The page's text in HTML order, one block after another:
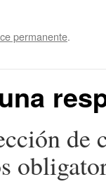
permanente.
de